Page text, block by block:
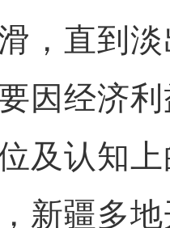
，直到
因经济
及认知
疆多地